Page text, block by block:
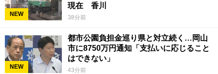
NEW
現在 香川
38分前
NEW
都市公園負担金巡り県と対立続く…岡山
市に8750万円通知「支払いに応じること
はできない」
43分前